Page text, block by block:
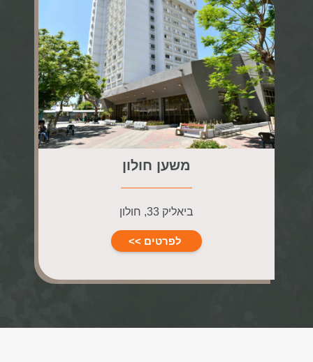
משען חולון
ביאליק 33, חולון
לפרטים >>